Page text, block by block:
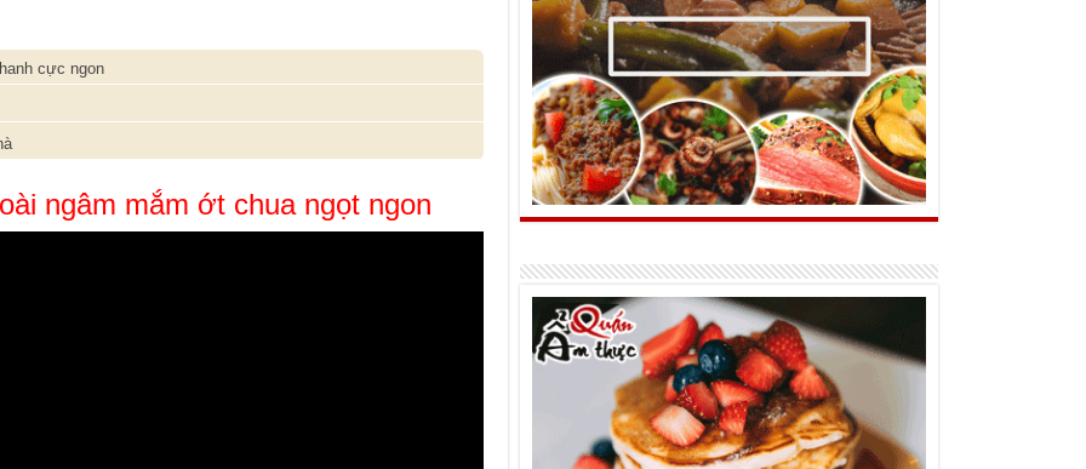
cực ngon
ngâm mắm ớt chua ngọt ngon